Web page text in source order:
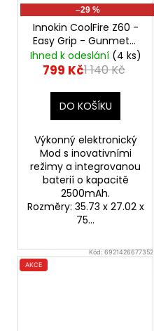
–29 %
Innokin CoolFire Z60 -
Easy Grip - Gunmetal
60W Mod, 2500mAh
Ihned k odeslání (4 ks)
799 Kč1 140 Kč
DO KOŠÍKU
Výkonný elektronický
Mod s inovativními
režimy a integrovanou
baterií o kapacitě
2500mAh.
Rozměry: 35.73 x 27.02 x
75...
Kód:6921426677352
AKCE